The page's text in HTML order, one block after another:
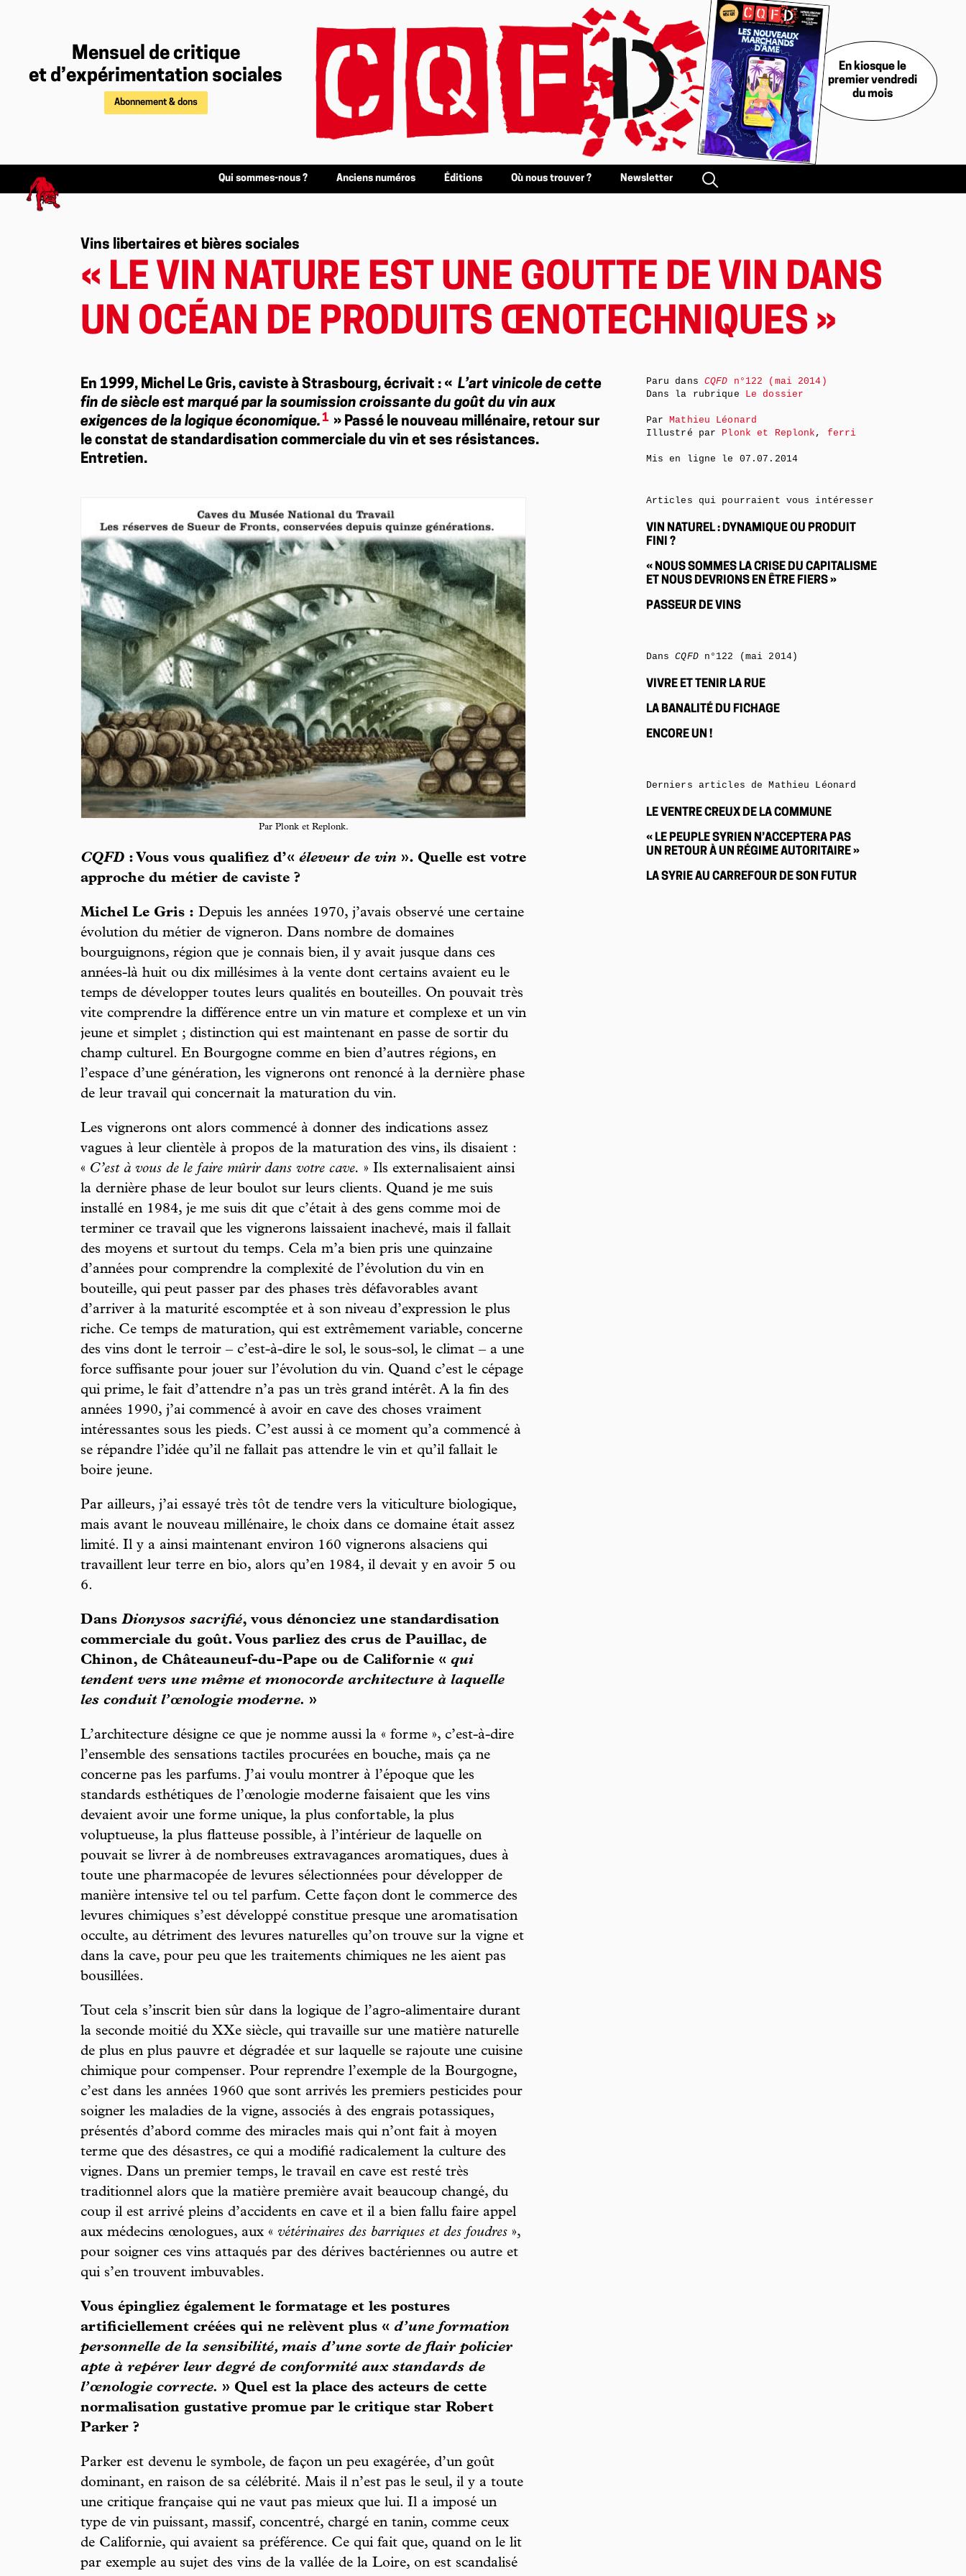
Mensuel de critique
et d’expérimentation sociales
Abonnement & dons
En kiosque le
premier vendredi
du mois
Qui sommes-nous ? Anciens numéros Éditions Où nous trouver ? Newsletter
Vins libertaires et bières sociales
« LE VIN NATURE EST UNE GOUTTE DE VIN DANS
UN OCÉAN DE PRODUITS ŒNOTECHNIQUES »
En 1999, Michel Le Gris, caviste à Strasbourg, écrivait : « L’art vinicole de cette
fin de siècle est marqué par la soumission croissante du goût du vin aux
exigences de la logique économique.1 » Passé le nouveau millénaire, retour sur
le constat de standardisation commerciale du vin et ses résistances.
Entretien.
Par Plonk et Replonk.
CQFD : Vous vous qualifiez d’« éleveur de vin ». Quelle est votre
approche du métier de caviste ?
Michel Le Gris : Depuis les années 1970, j’avais observé une certaine
évolution du métier de vigneron. Dans nombre de domaines
bourguignons, région que je connais bien, il y avait jusque dans ces
années-là huit ou dix millésimes à la vente dont certains avaient eu le
temps de développer toutes leurs qualités en bouteilles. On pouvait très
vite comprendre la différence entre un vin mature et complexe et un vin
jeune et simplet ; distinction qui est maintenant en passe de sortir du
champ culturel. En Bourgogne comme en bien d’autres régions, en
l’espace d’une génération, les vignerons ont renoncé à la dernière phase
de leur travail qui concernait la maturation du vin.
Les vignerons ont alors commencé à donner des indications assez
vagues à leur clientèle à propos de la maturation des vins, ils disaient :
« C’est à vous de le faire mûrir dans votre cave. » Ils externalisaient ainsi
la dernière phase de leur boulot sur leurs clients. Quand je me suis
installé en 1984, je me suis dit que c’était à des gens comme moi de
terminer ce travail que les vignerons laissaient inachevé, mais il fallait
des moyens et surtout du temps. Cela m’a bien pris une quinzaine
d’années pour comprendre la complexité de l’évolution du vin en
bouteille, qui peut passer par des phases très défavorables avant
d’arriver à la maturité escomptée et à son niveau d’expression le plus
riche. Ce temps de maturation, qui est extrêmement variable, concerne
des vins dont le terroir – c’est-à-dire le sol, le sous-sol, le climat – a une
force suffisante pour jouer sur l’évolution du vin. Quand c’est le cépage
qui prime, le fait d’attendre n’a pas un très grand intérêt. A la fin des
années 1990, j’ai commencé à avoir en cave des choses vraiment
intéressantes sous les pieds. C’est aussi à ce moment qu’a commencé à
se répandre l’idée qu’il ne fallait pas attendre le vin et qu’il fallait le
boire jeune.
Par ailleurs, j’ai essayé très tôt de tendre vers la viticulture biologique,
mais avant le nouveau millénaire, le choix dans ce domaine était assez
limité. Il y a ainsi maintenant environ 160 vignerons alsaciens qui
travaillent leur terre en bio, alors qu’en 1984, il devait y en avoir 5 ou
6.
Dans Dionysos sacrifié, vous dénonciez une standardisation
commerciale du goût. Vous parliez des crus de Pauillac, de
Chinon, de Châteauneuf-du-Pape ou de Californie « qui
tendent vers une même et monocorde architecture à laquelle
les conduit l’œnologie moderne. »
L’architecture désigne ce que je nomme aussi la « forme », c’est-à-dire
l’ensemble des sensations tactiles procurées en bouche, mais ça ne
concerne pas les parfums. J’ai voulu montrer à l’époque que les
standards esthétiques de l’œnologie moderne faisaient que les vins
devaient avoir une forme unique, la plus confortable, la plus
voluptueuse, la plus flatteuse possible, à l’intérieur de laquelle on
pouvait se livrer à de nombreuses extravagances aromatiques, dues à
toute une pharmacopée de levures sélectionnées pour développer de
manière intensive tel ou tel parfum. Cette façon dont le commerce des
levures chimiques s’est développé constitue presque une aromatisation
occulte, au détriment des levures naturelles qu’on trouve sur la vigne et
dans la cave, pour peu que les traitements chimiques ne les aient pas
bousillées.
Tout cela s’inscrit bien sûr dans la logique de l’agro-alimentaire durant
la seconde moitié du XXe siècle, qui travaille sur une matière naturelle
de plus en plus pauvre et dégradée et sur laquelle se rajoute une cuisine
chimique pour compenser. Pour reprendre l’exemple de la Bourgogne,
c’est dans les années 1960 que sont arrivés les premiers pesticides pour
soigner les maladies de la vigne, associés à des engrais potassiques,
présentés d’abord comme des miracles mais qui n’ont fait à moyen
terme que des désastres, ce qui a modifié radicalement la culture des
vignes. Dans un premier temps, le travail en cave est resté très
traditionnel alors que la matière première avait beaucoup changé, du
coup il est arrivé pleins d’accidents en cave et il a bien fallu faire appel
aux médecins œnologues, aux « vétérinaires des barriques et des foudres »,
pour soigner ces vins attaqués par des dérives bactériennes ou autre et
qui s’en trouvent imbuvables.
Vous épingliez également le formatage et les postures
artificiellement créées qui ne relèvent plus « d’une formation
personnelle de la sensibilité, mais d’une sorte de flair policier
apte à repérer leur degré de conformité aux standards de
l’œnologie correcte. » Quel est la place des acteurs de cette
normalisation gustative promue par le critique star Robert
Parker ?
Parker est devenu le symbole, de façon un peu exagérée, d’un goût
dominant, en raison de sa célébrité. Mais il n’est pas le seul, il y a toute
une critique française qui ne vaut pas mieux que lui. Il a imposé un
type de vin puissant, massif, concentré, chargé en tanin, comme ceux
de Californie, qui avaient sa préférence. Ce qui fait que, quand on le lit
par exemple au sujet des vins de la vallée de la Loire, on est scandalisé
Paru dans CQFD n°122 (mai 2014)
Dans la rubrique Le dossier
ParMathieu Léonard
Illustré par Plonk et Replonk , ferri
Mis en ligne le 07.07.2014
Articles qui pourraient vous intéresser
VIN NATUREL : DYNAMIQUE OU PRODUIT
FINI ?
« NOUS SOMMES LA CRISE DU CAPITALISME
ET NOUS DEVRIONS EN ÊTRE FIERS »
PASSEUR DE VINS
DansCQFDn°122 (mai 2014)
VIVRE ET TENIR LA RUE
LA BANALITÉ DU FICHAGE
ENCORE UN !
Derniers articles de Mathieu Léonard
LE VENTRE CREUX DE LA COMMUNE
« LE PEUPLE SYRIEN N’ACCEPTERA PAS
UN RETOUR À UN RÉGIME AUTORITAIRE »
LA SYRIE AU CARREFOUR DE SON FUTUR